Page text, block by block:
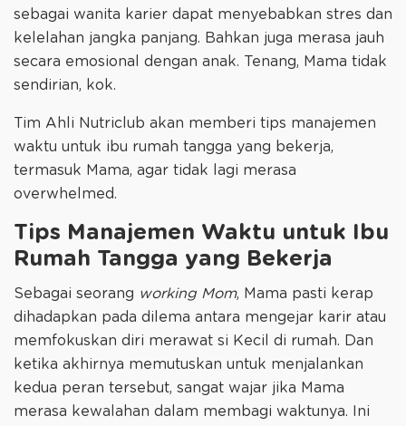
sebagai wanita karier dapat menyebabkan stres dan
kelelahan jangka panjang. Bahkan juga merasa jauh
secara emosional dengan anak. Tenang, Mama tidak
sendirian, kok.
Tim Ahli Nutriclub akan memberi tips manajemen
waktu untuk ibu rumah tangga yang bekerja,
termasuk Mama, agar tidak lagi merasa
overwhelmed.
Tips Manajemen Waktu untuk Ibu
Rumah Tangga yang Bekerja
Sebagai seorang working Mom, Mama pasti kerap
dihadapkan pada dilema antara mengejar karir atau
memfokuskan diri merawat si Kecil di rumah. Dan
ketika akhirnya memutuskan untuk menjalankan
kedua peran tersebut, sangat wajar jika Mama
merasa kewalahan dalam membagi waktunya. Ini